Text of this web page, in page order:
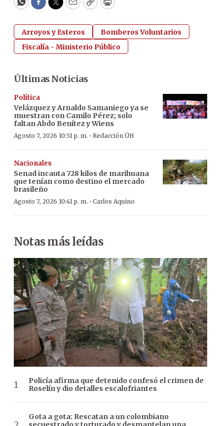
WhatsApp
Facebook
Twitter
EmailCopyPrint
Arroyos y Esteros
Bomberos Voluntarios
Fiscalía - Ministerio Público
Últimas Noticias
Política
Velázquez y Arnaldo Samaniego ya se
muestran con Camilo Pérez; solo
faltan Abdo Benítez y Wiens
Agosto 7, 2026 10:51 p. m. · Redacción ÚH
Nacionales
Senad incauta 728 kilos de marihuana
que tenían como destino el mercado
brasileño
Agosto 7, 2026 10:41 p. m. · Carlos Aquino
Notas más leídas
Policía afirma que detenido confesó el crimen de
Roselín y dio detalles escalofriantes
Gota a gota: Rescatan a un colombiano